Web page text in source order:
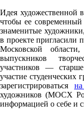
Идея художественной
чтобы ее
знаменитые
в проекте пригласили
Московской
выпускников
участников — старше
участие студенческих
зарегистрироваться
художников (МОСХ
информацией о себе и